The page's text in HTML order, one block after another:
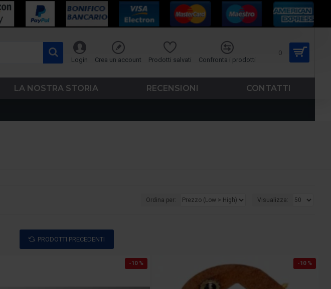
Login Crea un account Prodotti salvati Confronta i prodotti
0
LA NOSTRA STORIA RECENSIONI CONTATTI
Ordina per: Visualizza:
PRODOTTI PRECEDENTI
-10 % -10 %